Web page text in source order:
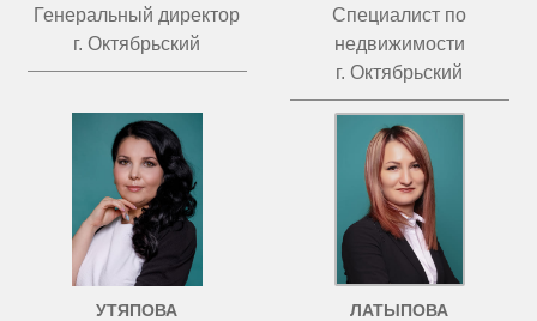
Генеральный директор
г. Октябрьский
Специалист по
недвижимости
г. Октябрьский
УТЯПОВА
ЛАТЫПОВА